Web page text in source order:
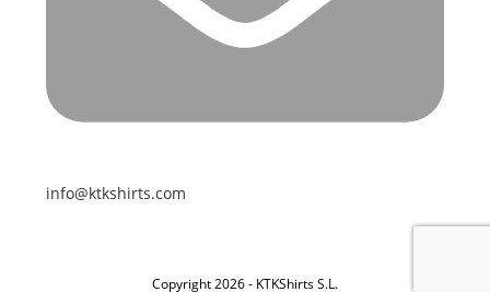
info@ktkshirts.com
Copyright 2026 - KTKShirts S.L.